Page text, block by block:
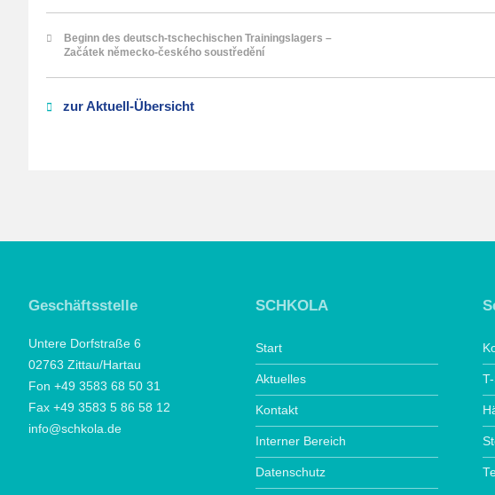
Beginn des deutsch-tschechischen Trainingslagers –
Začátek německo-českého soustředění
zur Aktuell-Übersicht
Geschäftsstelle
Untere Dorfstraße 6
02763 Zittau/Hartau
Fon +49 3583 68 50 31
Fax +49 3583 5 86 58 12
info@schkola.de
SCHKOLA
Start
Aktuelles
Kontakt
Interner Bereich
Datenschutz